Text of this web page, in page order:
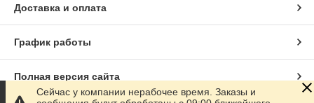
Доставка и оплата
График работы
Полная версия сайта
Сейчас у компании нерабочее время. Заказы и